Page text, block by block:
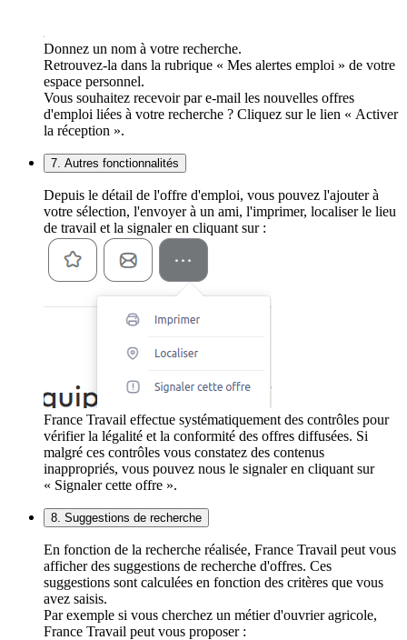
Donnez un nom à votre recherche.
Retrouvez-la dans la rubrique « Mes alertes emploi » de votre
espace personnel.
Vous souhaitez recevoir par e-mail les nouvelles offres
d'emploi liées à votre recherche ? Cliquez sur le lien « Activer
la réception ».
7. Autres fonctionnalités
Depuis le détail de l'offre d'emploi, vous pouvez l'ajouter à
votre sélection, l'envoyer à un ami, l'imprimer, localiser le lieu
de travail et la signaler en cliquant sur :
France Travail effectue systématiquement des contrôles pour
vérifier la légalité et la conformité des offres diffusées. Si
malgré ces contrôles vous constatez des contenus
inappropriés, vous pouvez nous le signaler en cliquant sur
« Signaler cette offre ».
8. Suggestions de recherche
En fonction de la recherche réalisée, France Travail peut vous
afficher des suggestions de recherche d'offres. Ces
suggestions sont calculées en fonction des critères que vous
avez saisis.
Par exemple si vous cherchez un métier d'ouvrier agricole,
France Travail peut vous proposer :